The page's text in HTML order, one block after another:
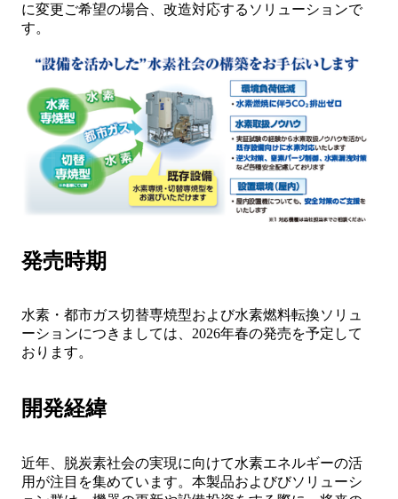
に変更ご希望の場合、改造対応するソリューションで
す。
発売時期
水素・都市ガス切替専焼型および水素燃料転換ソリュ
ーションにつきましては、2026年春の発売を予定して
おります。
開発経緯
近年、脱炭素社会の実現に向けて水素エネルギーの活
用が注目を集めています。本製品およびびソリューシ